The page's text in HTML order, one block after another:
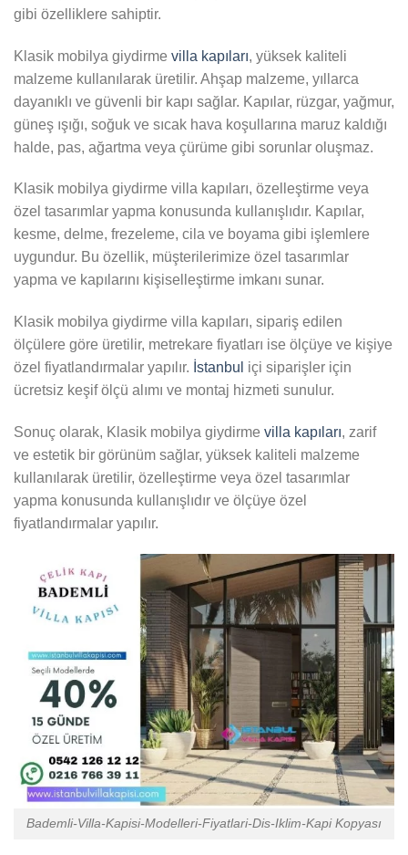
gibi özelliklere sahiptir.
Klasik mobilya giydirme villa kapıları, yüksek kaliteli
malzeme kullanılarak üretilir. Ahşap malzeme, yıllarca
dayanıklı ve güvenli bir kapı sağlar. Kapılar, rüzgar, yağmur,
güneş ışığı, soğuk ve sıcak hava koşullarına maruz kaldığı
halde, pas, ağartma veya çürüme gibi sorunlar oluşmaz.
Klasik mobilya giydirme villa kapıları, özelleştirme veya
özel tasarımlar yapma konusunda kullanışlıdır. Kapılar,
kesme, delme, frezeleme, cila ve boyama gibi işlemlere
uygundur. Bu özellik, müşterilerimize özel tasarımlar
yapma ve kapılarını kişiselleştirme imkanı sunar.
Klasik mobilya giydirme villa kapıları, sipariş edilen
ölçülere göre üretilir, metrekare fiyatları ise ölçüye ve kişiye
özel fiyatlandırmalar yapılır. İstanbul içi siparişler için
ücretsiz keşif ölçü alımı ve montaj hizmeti sunulur.
Sonuç olarak, Klasik mobilya giydirme villa kapıları, zarif
ve estetik bir görünüm sağlar, yüksek kaliteli malzeme
kullanılarak üretilir, özelleştirme veya özel tasarımlar
yapma konusunda kullanışlıdır ve ölçüye özel
fiyatlandırmalar yapılır.
Bademli-Villa-Kapisi-Modelleri-Fiyatlari-Dis-Iklim-Kapi Kopyası